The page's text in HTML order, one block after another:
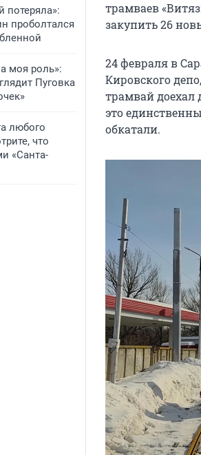
потеряла»:
проболтался
моя роль»:
Пуговка
любого
что
«Санта-
трамваев
закупить 26
24 февраля в
Кировского
трамвай доехал
это
обкатали.